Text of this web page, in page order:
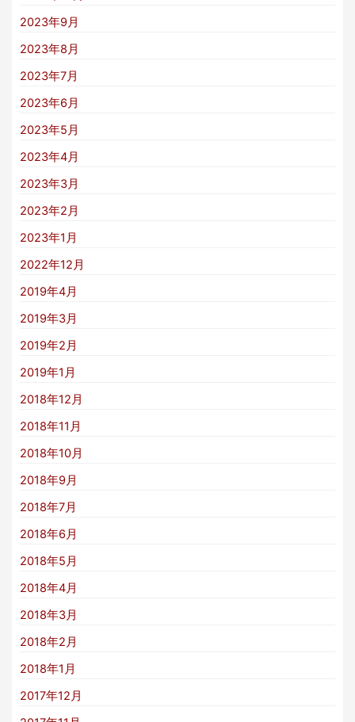
2023年9月
2023年8月
2023年7月
2023年6月
2023年5月
2023年4月
2023年3月
2023年2月
2023年1月
2022年12月
2019年4月
2019年3月
2019年2月
2019年1月
2018年12月
2018年11月
2018年10月
2018年9月
2018年7月
2018年6月
2018年5月
2018年4月
2018年3月
2018年2月
2018年1月
2017年12月